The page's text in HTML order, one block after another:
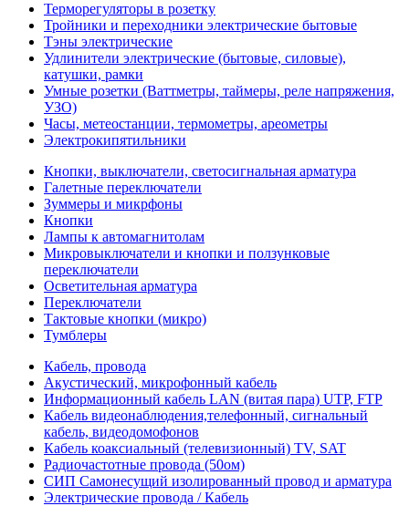
Терморегуляторы в розетку
Тройники и переходники электрические бытовые
Тэны электрические
Удлинители электрические (бытовые, силовые),
катушки, рамки
Умные розетки (Ваттметры, таймеры, реле напряжения,
УЗО)
Часы, метеостанции, термометры, ареометры
Электрокипятильники
Кнопки, выключатели, светосигнальная арматура
Галетные переключатели
Зуммеры и микрфоны
Кнопки
Лампы к автомагнитолам
Микровыключатели и кнопки и ползунковые
переключатели
Осветительная арматура
Переключатели
Тактовые кнопки (микро)
Тумблеры
Кабель, провода
Акустический, микрофонный кабель
Информационный кабель LAN (витая пара) UTP, FTP
Кабель видеонаблюдения,телефонный, сигнальный
кабель, видеодомофонов
Кабель коаксиальный (телевизионный) TV, SAT
Радиочастотные провода (50ом)
СИП Самонесущий изолированный провод и арматура
Электрические провода / Кабель